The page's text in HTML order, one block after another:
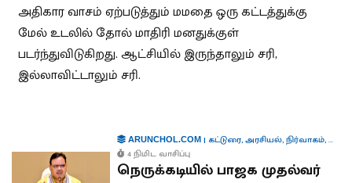
அதிகார வாசம் ஏற்படுத்தும் மமதை ஒரு கட்டத்துக்கு
மேல் உடலில் தோல் மாதிரி மனதுக்குள்
படர்ந்துவிடுகிறது. ஆட்சியில் இருந்தாலும் சரி,
இல்லாவிட்டாலும் சரி.
ARUNCHOL.COM| கட்டுரை,அரசியல்,நிர்வாகம்,
4 நிமிட வாசிப்பு
நெருக்கடியில் பாஜக முதல்வர்